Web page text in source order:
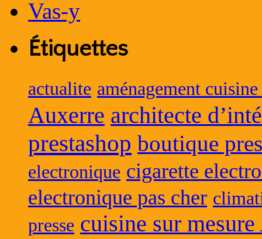
Étiquettes
actualite aménagement
Auxerre architecte
prestashop boutique
electronique cigarette
electronique pas cher
presse cuisine sur